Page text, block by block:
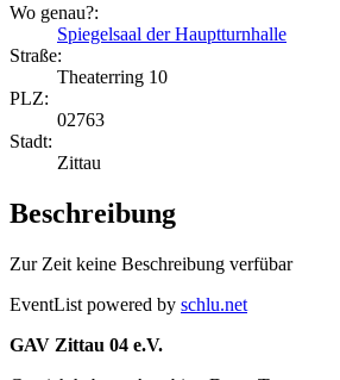
Wo genau?:
Spiegelsaal der Hauptturnhalle
Straße:
Theaterring 10
PLZ:
02763
Stadt:
Zittau
Beschreibung
Zur Zeit keine Beschreibung verfübar
EventList powered by schlu.net
GAV Zittau 04 e.V.